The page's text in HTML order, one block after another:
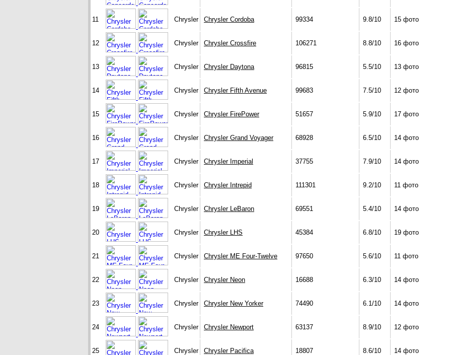
11 Chrysler Chrysler Cordoba 99334 9.8/10 15 фото
12 Chrysler Chrysler Crossfire 106271 8.8/10 16 фото
13 Chrysler Chrysler Daytona 96815 5.5/10 13 фото
14 Chrysler Chrysler Fifth Avenue 99683 7.5/10 12 фото
15 Chrysler Chrysler FirePower 51657 5.9/10 17 фото
16 Chrysler Chrysler Grand Voyager 68928 6.5/10 14 фото
17 Chrysler Chrysler Imperial 37755 7.9/10 14 фото
18 Chrysler Chrysler Intrepid 111301 9.2/10 11 фото
19 Chrysler Chrysler LeBaron 69551 5.4/10 14 фото
20 Chrysler Chrysler LHS 45384 6.8/10 19 фото
21 Chrysler Chrysler ME Four-Twelve 97650 5.6/10 11 фото
22 Chrysler Chrysler Neon 16688 6.3/10 14 фото
23 Chrysler Chrysler New Yorker 74490 6.1/10 14 фото
24 Chrysler Chrysler Newport 63137 8.9/10 12 фото
25 Chrysler Chrysler Pacifica 18807 8.6/10 14 фото